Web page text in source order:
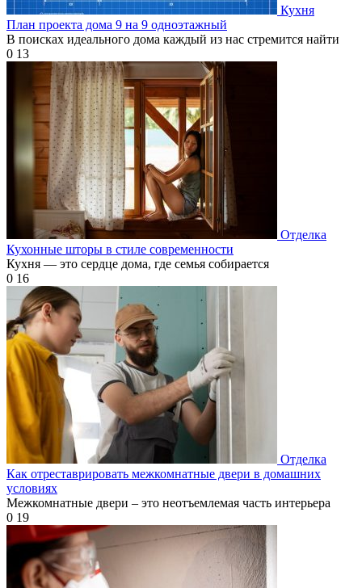
Кухня
План проекта дома 9 на 9 одноэтажный
В поисках идеального дома каждый из нас стремится найти
0 13
Отделка
Кухонные шторы в стиле современности
Кухня — это сердце дома, где семья собирается
0 16
Отделка
Как отреставрировать межкомнатные двери в домашних
условиях
Межкомнатные двери – это неотъемлемая часть интерьера
0 19